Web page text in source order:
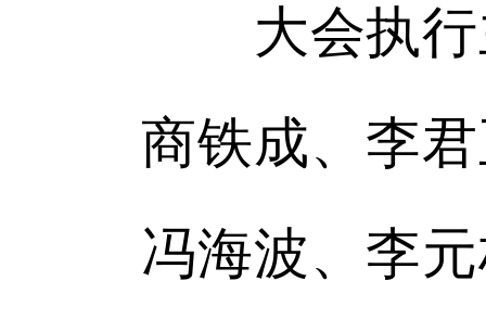
大会执行
商铁成、李
冯海波、李